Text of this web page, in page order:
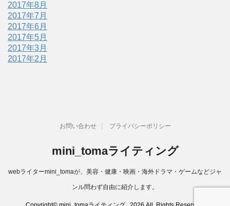
2017年8月
2017年7月
2017年6月
2017年5月
2017年3月
2017年2月
お問い合わせ プライバシーポリシー
mini_tomaライティング
webライターmini_tomaが、美容・健康・映画・海外ドラマ・ゲームなどジャ
ンル問わず自由に紹介します。